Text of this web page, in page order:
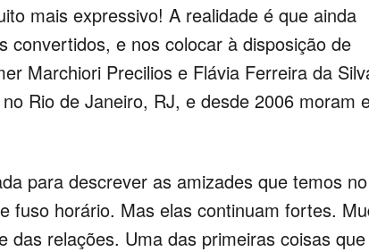
mais expressivo! A realidade é que ainda
e nos colocar à disposição de
Marchiori Precilios e Flávia Ferreira da
Rio de Janeiro, RJ, e desde 2006 moram
para descrever as amizades que temos no
fuso horário. Mas elas continuam fortes.
das relações. Uma das primeiras coisas que